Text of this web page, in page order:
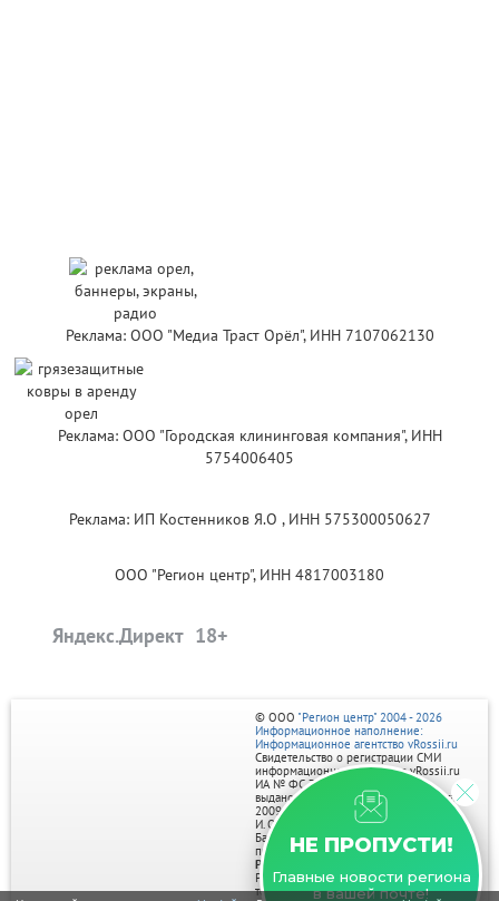
Реклама: ООО "Медиа Траст Орёл", ИНН 7107062130
Реклама: ООО "Городская клининговая компания", ИНН
5754006405
Реклама: ИП Костенников Я.О , ИНН 575300050627
ООО "Регион центр", ИНН 4817003180
Яндекс.Директ
НЕ ПРОПУСТИ!
Главные новости региона
в вашей почте!
© ООО "Регион центр" 2004 - 2026
Информационное наполнение:
Информационное агентство vRossii.ru
Свидетельство о регистрации СМИ
информационного агентства vRossii.ru
ИА № ФС 77‑35502
выдано РОСКОМНАДЗОРом 04 марта
2009г.
И. О. Главного редактора Нарыков А. Н.
Баннеры на портале размещаются на
правах рекламы.
Реклама на портале:
Рекламное агентство "Умный маркетинг"
тел. 7-910-267-70-40,